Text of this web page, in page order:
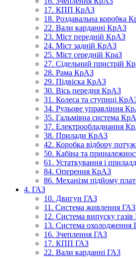
17. КПП КрАЗ
18. Роздавальна коробка
22. Вали карданні КрАЗ
23. Міст передній КрАЗ
24. Міст задній КрАЗ
25. Міст середній КраЗ
27. Сідельний пристрій
28. Рама КрАЗ
29. Підвіска КрАЗ
30. Вісь передня КрАЗ
31. Колеса та ступиці
34. Рульове управління
35. Гальмівна система
37. Електрообладнання
38. Прилади КрАЗ
42. Коробка відбору
50. Кабіна та
61. Устаткування і
84. Оперення КрАЗ
86. Механізм підйому
4. ГАЗ
10. Двигун ГАЗ
11. Система живлення ГАЗ
12. Система випуску
13. Система охолодження
16. Зчеплення ГАЗ
17. КПП ГАЗ
22. Вали карданні ГАЗ